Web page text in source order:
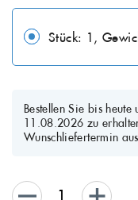
Stück: 1,
Bestellen Sie bis
11.08.2026 zu
Wunschliefertermin